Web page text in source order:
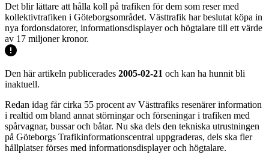
Det blir lättare att hålla koll på trafiken för dem som reser med
kollektivtrafiken i Göteborgsområdet. Västtrafik har beslutat köpa in
nya fordonsdatorer, informationsdisplayer och högtalare till ett värde
av 17 miljoner kronor.
Den här artikeln publicerades 2005-02-21 och kan ha hunnit bli
inaktuell.
Redan idag får cirka 55 procent av Västtrafiks resenärer information
i realtid om bland annat störningar och förseningar i trafiken med
spårvagnar, bussar och båtar. Nu ska dels den tekniska utrustningen
på Göteborgs Trafikinformationscentral uppgraderas, dels ska fler
hållplatser förses med informationsdisplayer och högtalare.